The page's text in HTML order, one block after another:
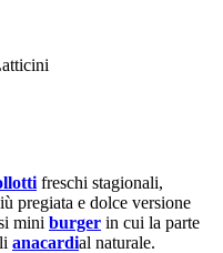
freschi stagionali,
pregiata e dolce versione
mini burger in cui la parte
anacardial naturale.